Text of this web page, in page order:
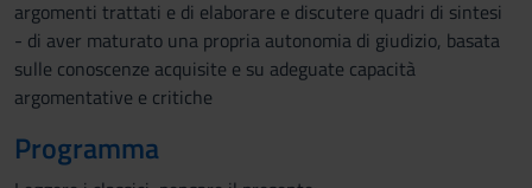
argomenti trattati e di elaborare e discutere quadri di sintesi
- di aver maturato una propria autonomia di giudizio, basata
sulle conoscenze acquisite e su adeguate capacità
argomentative e critiche
Programma